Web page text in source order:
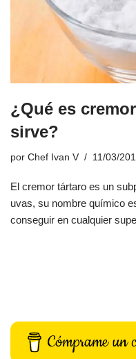
¿Qué es
sirve?
por Chef Ivan V 11/03/
El cremor tártaro es un
uvas, su nombre químico
conseguir en cualquier
Cómprame un